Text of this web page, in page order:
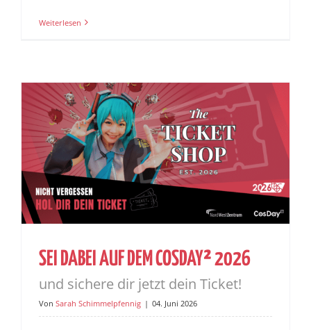
Weiterlesen
SEI DABEI AUF DEM COSDAY² 2026
und sichere dir jetzt dein Ticket!
Von Sarah Schimmelpfennig | 04. Juni 2026